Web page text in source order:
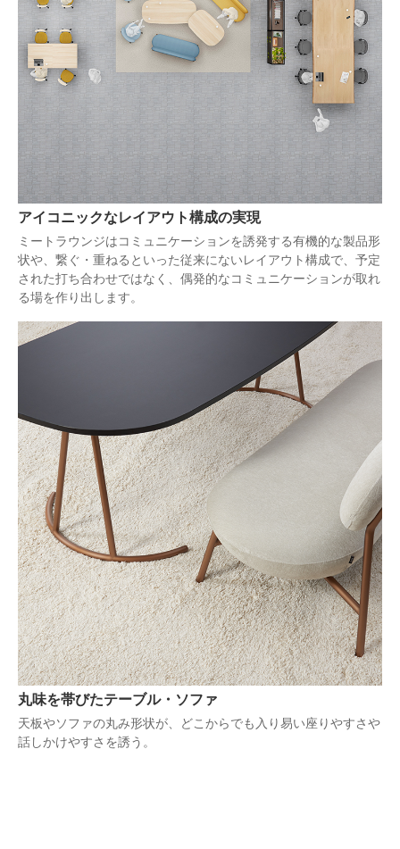
アイコニックなレイアウト構成の実現
ミートラウンジはコミュニケーションを誘発する有機的な製品形
状や、繋ぐ・重ねるといった従来にないレイアウト構成で、予定
された打ち合わせではなく、偶発的なコミュニケーションが取れ
る場を作り出します。
丸味を帯びたテーブル・ソファ
天板やソファの丸み形状が、どこからでも入り易い座りやすさや
話しかけやすさを誘う。